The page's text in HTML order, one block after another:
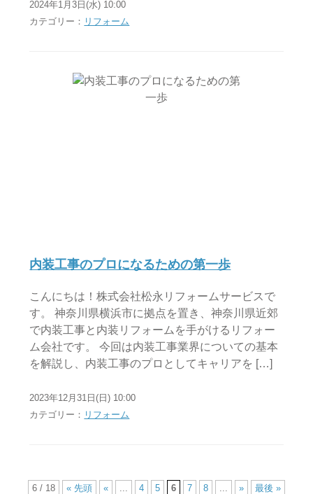
2024年1月3日(水) 10:00
カテゴリー： リフォーム
内装工事のプロになるための第一歩
こんにちは！株式会社松永リフォームサービスで
す。 神奈川県横浜市に拠点を置き、神奈川県近郊
で内装工事と内装リフォームを手がけるリフォー
ム会社です。 今回は内装工事業界についての基本
を解説し、内装工事のプロとしてキャリアを […]
2023年12月31日(日) 10:00
カテゴリー： リフォーム
6 / 18 « 先頭 « ... 4 5 6 7 8 ... » 最後 »